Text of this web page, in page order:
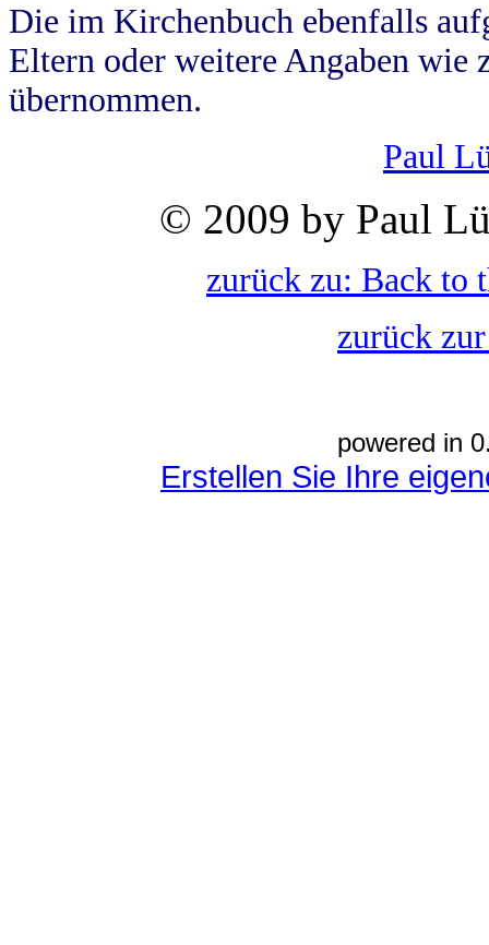
Die im Kirchenbuch ebenfalls
Eltern oder weitere Angaben wie
übernommen.
Paul
© 2009 by Paul
zurück zu: Back to
zurück
powered in
Erstellen Sie Ihre